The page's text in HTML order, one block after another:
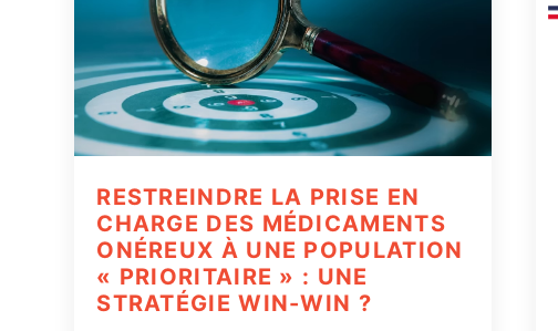
RESTREINDRE LA PRISE EN
CHARGE DES MÉDICAMENTS
ONÉREUX À UNE POPULATION
« PRIORITAIRE » : UNE
STRATÉGIE WIN-WIN ?